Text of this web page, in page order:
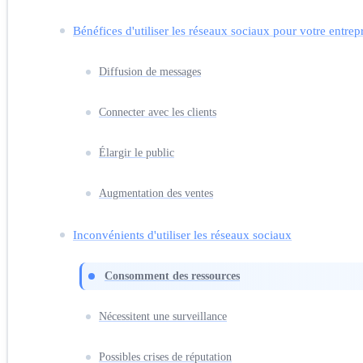
Bénéfices d'utiliser les réseaux sociaux pour votre
Diffusion de messages
Connecter avec les clients
Élargir le public
Augmentation des ventes
Inconvénients d'utiliser les réseaux sociaux
Consomment des ressources
Nécessitent une surveillance
Possibles crises de réputation